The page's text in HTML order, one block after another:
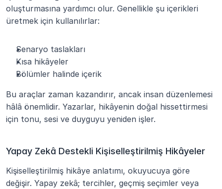
oluşturmasına yardımcı olur. Genellikle şu içerikleri
üretmek için kullanılırlar:
Senaryo taslakları
Kısa hikâyeler
Bölümler halinde içerik
Bu araçlar zaman kazandırır, ancak insan düzenlemesi
hâlâ önemlidir. Yazarlar, hikâyenin doğal hissettirmesi
için tonu, sesi ve duyguyu yeniden işler.
Yapay Zekâ Destekli Kişiselleştirilmiş Hikâyeler
Kişiselleştirilmiş hikâye anlatımı, okuyucuya göre
değişir. Yapay zekâ; tercihler, geçmiş seçimler veya